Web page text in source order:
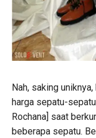
Nah, saking
harga sepatu-
Rochana] saat
beberapa sepatu.